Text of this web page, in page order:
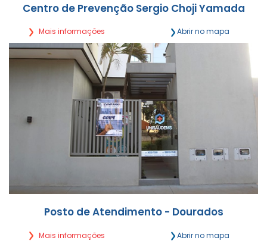
Centro de Prevenção Sergio Choji Yamada
Mais informações Abrir no mapa
Rua Rui Barbosa, 703 Centro - Campo Grande/MS
Segunda a Sexta, das 7h às 21h
(67) 3027-0503 | (67) 9 9895-4514
Detalhes
Posto de Atendimento - Dourados
Mais informações Abrir no mapa